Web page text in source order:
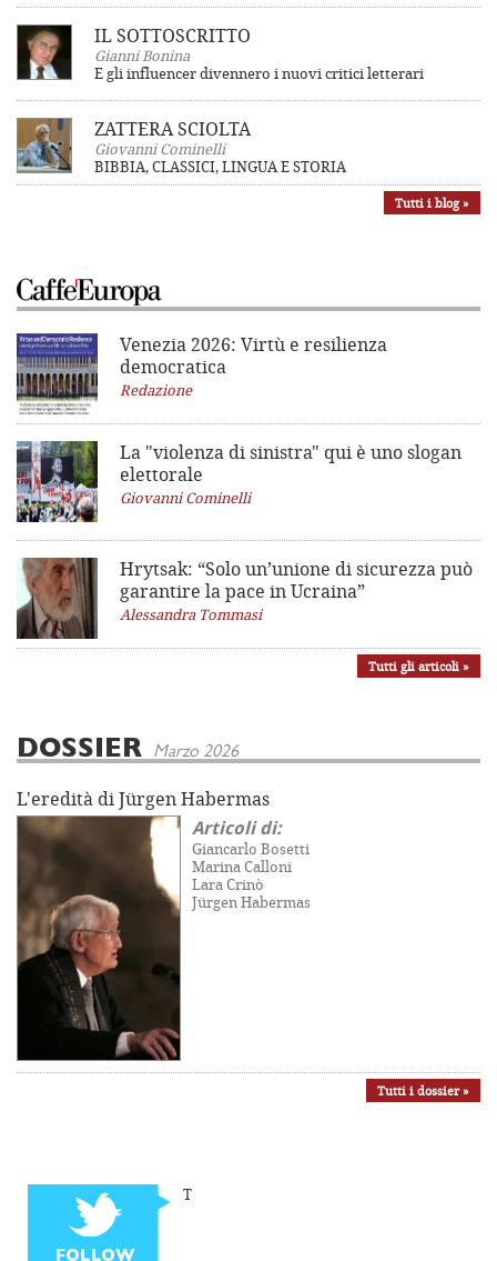
IL SOTTOSCRITTO
Gianni Bonina
E gli influencer divennero i nuovi critici letterari
ZATTERA SCIOLTA
Giovanni Cominelli
BIBBIA, CLASSICI, LINGUA E STORIA
Tutti i blog »
Venezia 2026: Virtù e resilienza
democratica
Redazione
La "violenza di sinistra" qui è uno slogan
elettorale
Giovanni Cominelli
Hrytsak: “Solo un’unione di sicurezza può
garantire la pace in Ucraina”
Alessandra Tommasi
Tutti gli articoli »
DOSSIER Marzo 2026
L'eredità di Jürgen Habermas
Articoli di:
Giancarlo Bosetti
Marina Calloni
Lara Crinò
Jürgen Habermas
Tutti i dossier »
T